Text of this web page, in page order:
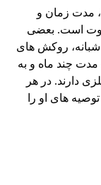
مدت زمان و
است. بعضی
روکش های
مدت چند ماه و به
دارند. در هر
های او را